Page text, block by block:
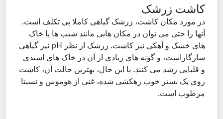
کاشت زرشک
در مورد مکان کاشت، زرشک گیاهی کاملا بی تکلف است.
آنها را حتی می توان در مکان هایی مانند شیب ها یا خاک
های خشک و آهکی نیز کاشت. زرشک از نظر pH نیز گیاهی
سازگاراست، و گونه های زیادی از آن در خاک های اسیدی
و قلیایی رشد می کنند. با این حال، بهترین حالت آن، کاشت
روی یک بستر خوب زهکشی شده، غنی از هوموس و نسبتا
مرطوب است.